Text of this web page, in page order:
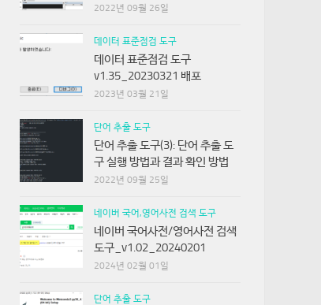
2022년 09월 26일
데이터 표준점검 도구
데이터 표준점검 도구
v1.35_20230321 배포
2023년 03월 21일
단어 추출 도구
단어 추출 도구(3): 단어 추출 도
구 실행 방법과 결과 확인 방법
2022년 09월 25일
네이버 국어,영어사전 검색 도구
네이버 국어사전/영어사전 검색
도구_v1.02_20240201
2024년 02월 01일
단어 추출 도구